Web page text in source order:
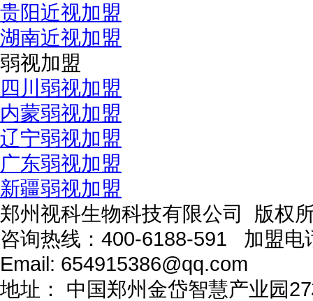
贵阳近视加盟
湖南近视加盟
弱视加盟
四川弱视加盟
内蒙弱视加盟
辽宁弱视加盟
广东弱视加盟
新疆弱视加盟
郑州视科生物科技有限公司 版
咨询热线： 400-6188-591 加盟电
Email: 654915386@qq.com
地址：
中国郑州金岱智慧产业园